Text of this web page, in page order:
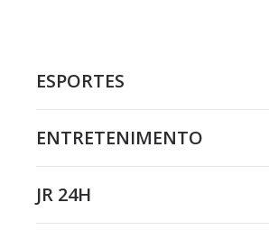
ESPORTES
ENTRETENIMENTO
JR 24H